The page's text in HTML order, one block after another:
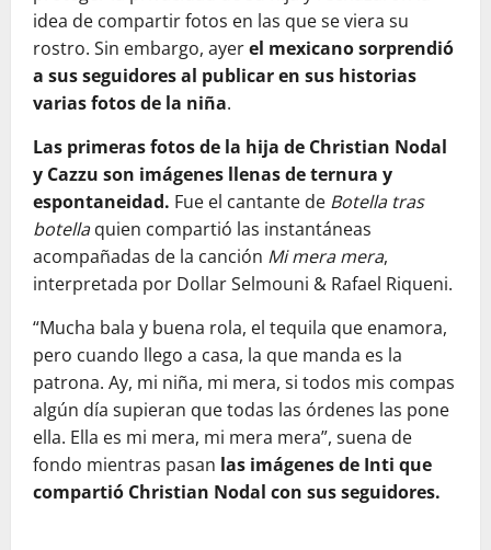
idea de compartir fotos en las que se viera su
rostro. Sin embargo, ayerel mexicano sorprendió
a sus seguidores al publicar en sus historias
varias fotos de la niña.
Las primeras fotos de la hija de Christian Nodal
y Cazzu son imágenes llenas de ternura y
espontaneidad. Fue el cantante de Botella tras
botellaquien compartió las instantáneas
acompañadas de la canción Mi mera mera,
interpretada por Dollar Selmouni & Rafael Riqueni.
“Mucha bala y buena rola, el tequila que enamora,
pero cuando llego a casa, la que manda es la
patrona. Ay, mi niña, mi mera, si todos mis compas
algún día supieran que todas las órdenes las pone
ella. Ella es mi mera, mi mera mera”, suena de
fondo mientras pasan las imágenes de Inti que
compartió Christian Nodal con sus seguidores.